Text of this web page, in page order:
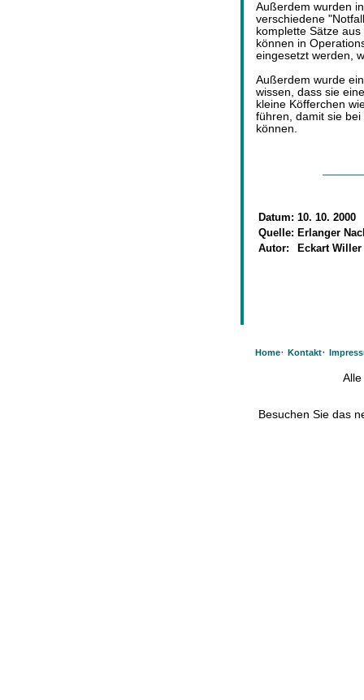
Außerdem wurden
verschiedene
komplette Sätze
können in
eingesetzt werden,
Außerdem wurde
wissen, dass sie
kleine Köfferchen
führen, damit sie
können.
Datum: 10. 10. 2000
Quelle: Erlanger
Autor:
Eckart
Home· Kontakt·
Besuchen Sie das